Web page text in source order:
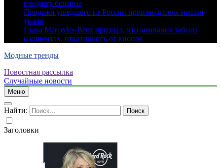
продажу бензина
Продажи ушедшего из России производителя машин
упали
Глава Mercedes-Benz признал, что компания забыла
о клиентах, отказавшись от кнопок
Модные тренды
Новостная рассылка
Случайные новости
Меню
Найти:
Заголовки